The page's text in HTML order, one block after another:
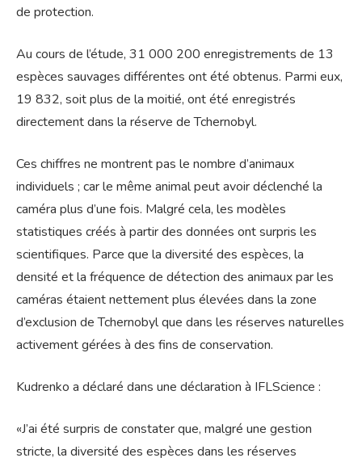
de protection.
Au cours de l’étude, 31 000 200 enregistrements de 13
espèces sauvages différentes ont été obtenus. Parmi eux,
19 832, soit plus de la moitié, ont été enregistrés
directement dans la réserve de Tchernobyl.
Ces chiffres ne montrent pas le nombre d’animaux
individuels ; car le même animal peut avoir déclenché la
caméra plus d’une fois. Malgré cela, les modèles
statistiques créés à partir des données ont surpris les
scientifiques. Parce que la diversité des espèces, la
densité et la fréquence de détection des animaux par les
caméras étaient nettement plus élevées dans la zone
d’exclusion de Tchernobyl que dans les réserves naturelles
activement gérées à des fins de conservation.
Kudrenko a déclaré dans une déclaration à IFLScience :
«J’ai été surpris de constater que, malgré une gestion
stricte, la diversité des espèces dans les réserves